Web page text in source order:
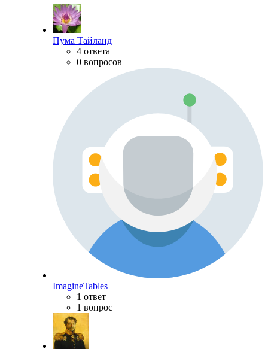
Пума Тайланд
4 ответа
0 вопросов
ImagineTables
1 ответ
1 вопрос